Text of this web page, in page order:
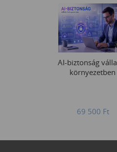
AI-biztonság
környezetben
69 500 Ft